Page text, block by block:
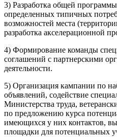
3) Разработка общей
определенных типичных
возможностей места
разработка акселерационной
4) Формирование команды
соглашений с партнерскими
деятельности.
5) Организация кампании по
объявлений, содействие
Министерства труда,
по предложению курса
имеющихся у них контактов,
площадки для потенциальных